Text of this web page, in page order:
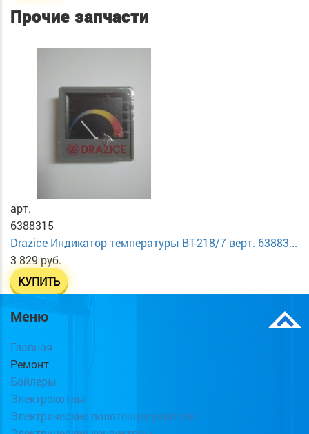
Прочие запчасти
арт.
6388315
Drazice Индикатор температуры ВТ-218/7 верт. 63883...
3 829 руб.
КУПИТЬ
Меню
Главная
Ремонт
Бойлеры
Электрокотлы
Электрические полотенцесушители